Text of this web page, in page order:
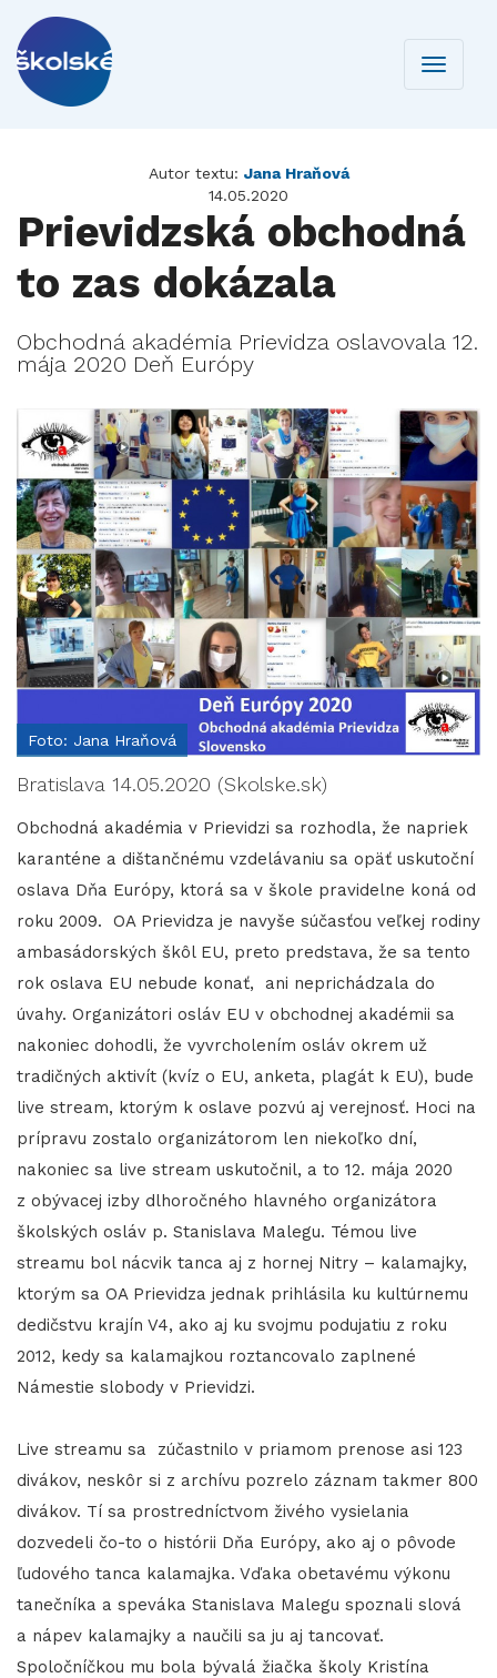
Toggle
Autor textu: Jana Hraňová
14.05.2020
Prievidzská obchodná
to zas dokázala
Obchodná akadémia Prievidza oslavovala 12.
mája 2020 Deň Európy
Foto: Jana Hraňová
Bratislava 14.05.2020 (Skolske.sk)
Obchodná akadémia v Prievidzi sa rozhodla, že napriek
karanténe a dištančnému vzdelávaniu sa opäť uskutoční
oslava Dňa Európy, ktorá sa v škole pravidelne koná od
roku 2009. OA Prievidza je navyše súčasťou veľkej rodiny
ambasádorských škôl EU, preto predstava, že sa tento
rok oslava EU nebude konať, ani neprichádzala do
úvahy. Organizátori osláv EU v obchodnej akadémii sa
nakoniec dohodli, že vyvrcholením osláv okrem už
tradičných aktivít (kvíz o EU, anketa, plagát k EU), bude
live stream, ktorým k oslave pozvú aj verejnosť. Hoci na
prípravu zostalo organizátorom len niekoľko dní,
nakoniec sa live stream uskutočnil, a to 12. mája 2020
z obývacej izby dlhoročného hlavného organizátora
školských osláv p. Stanislava Malegu. Témou live
streamu bol nácvik tanca aj z hornej Nitry – kalamajky,
ktorým sa OA Prievidza jednak prihlásila ku kultúrnemu
dedičstvu krajín V4, ako aj ku svojmu podujatiu z roku
2012, kedy sa kalamajkou roztancovalo zaplnené
Námestie slobody v Prievidzi.
Live streamu sa zúčastnilo v priamom prenose asi 123
divákov, neskôr si z archívu pozrelo záznam takmer 800
divákov. Tí sa prostredníctvom živého vysielania
dozvedeli čo-to o histórii Dňa Európy, ako aj o pôvode
ľudového tanca kalamajka. Vďaka obetavému výkonu
tanečníka a speváka Stanislava Malegu spoznali slová
a nápev kalamajky a naučili sa ju aj tancovať.
Spoločníčkou mu bola bývalá žiačka školy Kristína